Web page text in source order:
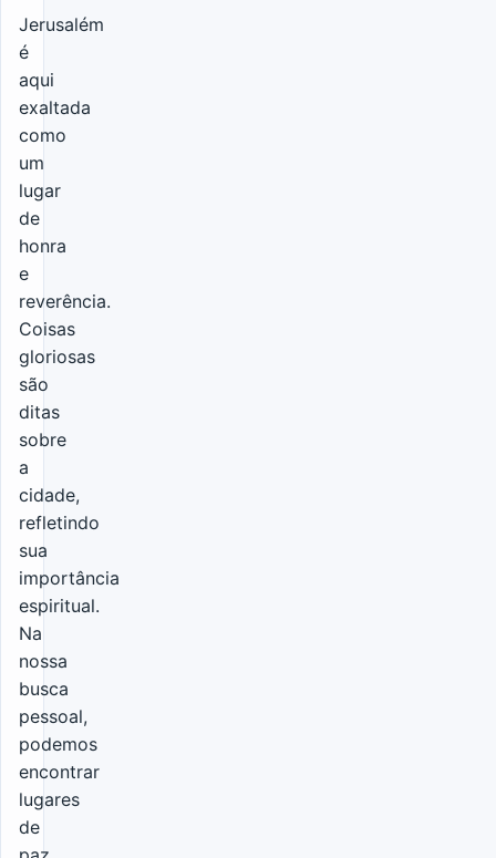
Jerusalém
é
aqui
exaltada
como
um
lugar
de
honra
e
reverência.
Coisas
gloriosas
são
ditas
sobre
a
cidade,
refletindo
sua
importância
espiritual.
Na
nossa
busca
pessoal,
podemos
encontrar
lugares
de